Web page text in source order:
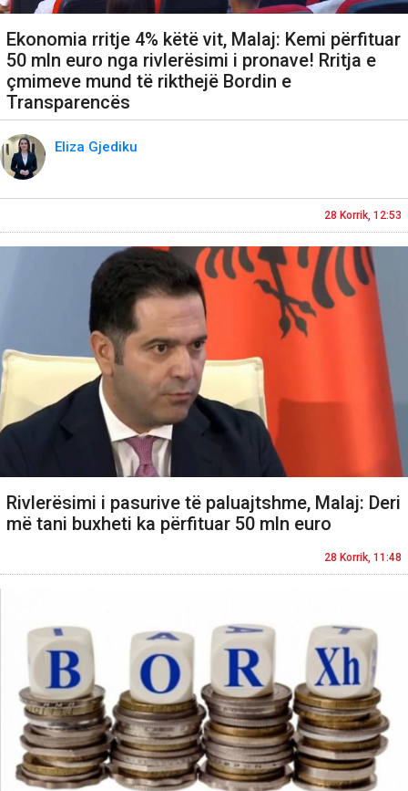
Ekonomia rritje 4% këtë vit, Malaj: Kemi përfituar
50 mln euro nga rivlerësimi i pronave! Rritja e
çmimeve mund të rikthejë Bordin e
Transparencës
Eliza Gjediku
28 Korrik, 12:53
Rivlerësimi i pasurive të paluajtshme, Malaj: Deri
më tani buxheti ka përfituar 50 mln euro
28 Korrik, 11:48